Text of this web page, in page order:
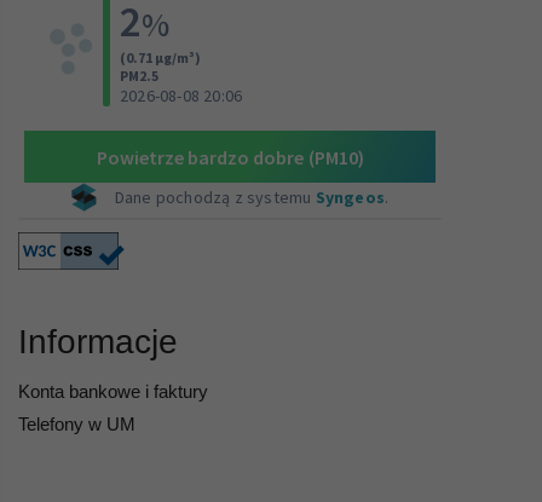
Informacje
Konta bankowe i faktury
Telefony w UM